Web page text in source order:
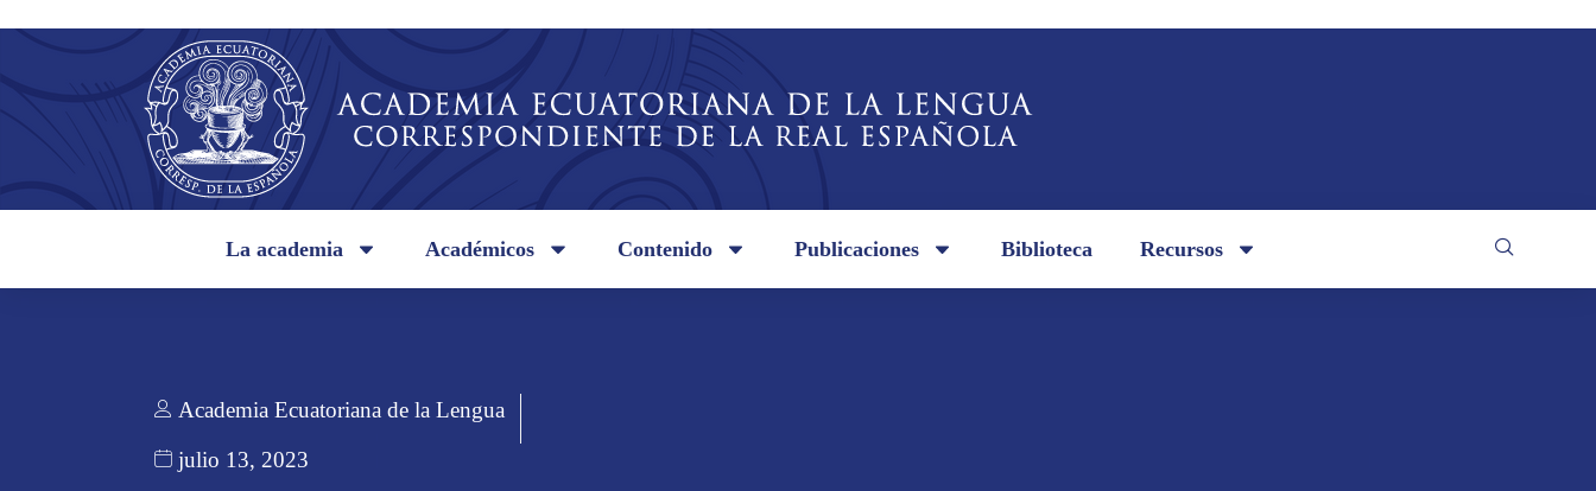
La academia Académicos Contenido Publicaciones Biblioteca Recursos
Academia Ecuatoriana de la Lengua
julio 13, 2023